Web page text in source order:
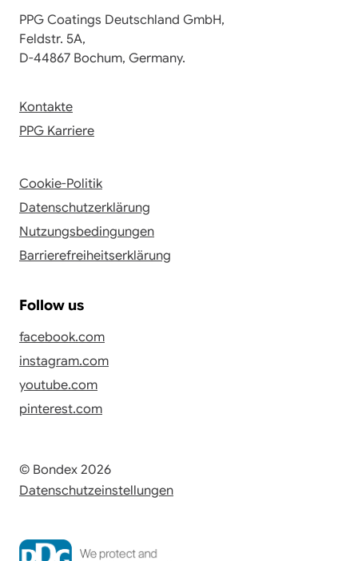
PPG Coatings Deutschland GmbH,
Feldstr. 5A,
D-44867 Bochum, Germany.
Kontakte
PPG Karriere
Cookie-Politik
Datenschutzerklärung
Nutzungsbedingungen
Barrierefreiheitserklärung
Follow us
facebook.com
instagram.com
youtube.com
pinterest.com
© Bondex 2026
Datenschutzeinstellungen